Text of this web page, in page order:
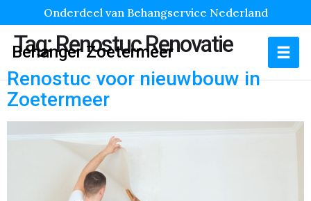
Onderdeel van Behangservice Nederland
Behanger Zoetermeer
Tag:Renostuc Renovatie
Renostuc voor nieuwbouw in
Zoetermeer